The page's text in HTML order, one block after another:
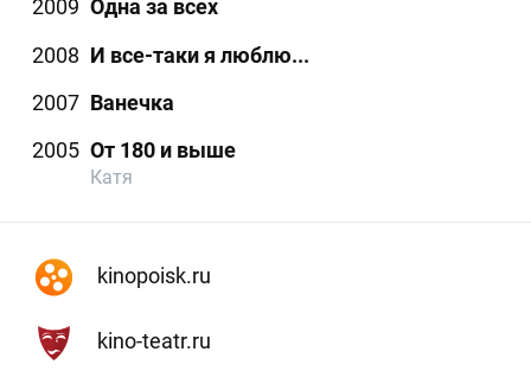
2009 Одна за всех
2008 И все-таки я люблю...
2007 Ванечка
2005 От 180 и выше
Катя
kinopoisk.ru
kino-teatr.ru